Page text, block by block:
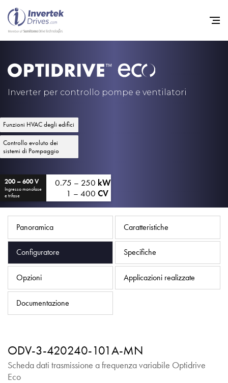
Inverter per controllo pompe e ventilatori
Funzioni HVAC degli edifici
Controllo evoluto dei
sistemi di Pompaggio
200 – 600 V
Ingresso monofase
e trifase
0.75 – 250 kW
1 – 400 CV
Panoramica Caratteristiche
Configuratore Specifiche
Opzioni Applicazioni realizzate
Documentazione
ODV-3-420240-101A-MN
Scheda dati trasmissione a frequenza variabile Optidrive
Eco
Home
Convertitori di Frequenza -
Informativa sulla privacy
Mappa del sito
iSource Accedere